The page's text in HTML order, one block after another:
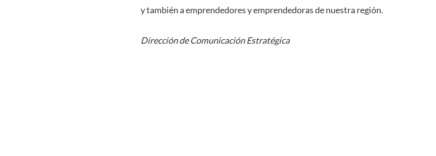
y también a emprendedores y emprendedoras de nuestra región.
Dirección de Comunicación Estratégica